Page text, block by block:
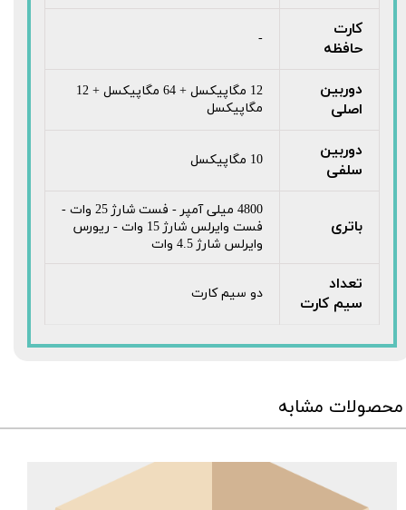
کارت
حافظه
-
دوربین
اصلی
12 مگاپیکسل + 64 مگاپیکسل + 12
مگاپیکسل
دوربین
سلفی
10 مگاپیکسل
باتری
4800 میلی آمپر - فست شارژ 25 وات -
فست وایرلس شارژ 15 وات - ریورس
وایرلس شارژ 4.5 وات
تعداد
سیم کارت
دو سیم کارت
محصولات مشابه